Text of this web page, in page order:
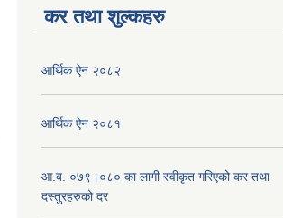
कर तथा शुल्कहरु
आर्थिक ऐन २०८२
आर्थिक ऐन २०८१
आ.ब. ०७९।०८० का लागी स्वीकृत गरिएको कर तथा
दस्तुरहरुको दर